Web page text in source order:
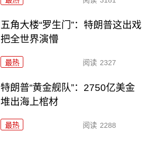
五角大楼“罗生门”：特朗普这出戏
把全世界演懵
最热 阅读 2327
特朗普“黄金舰队”：2750亿美金
堆出海上棺材
最热 阅读 2288